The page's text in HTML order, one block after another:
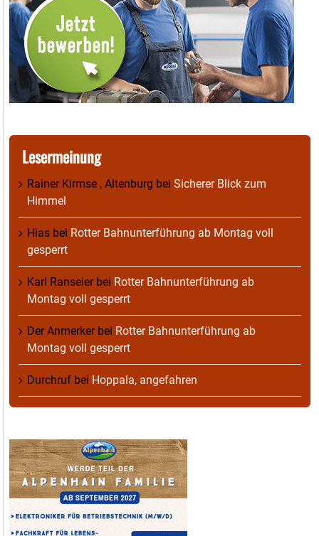
Lesermeinung
Rainer Kirmse , Altenburg bei Sicherer Blick zum
Himmel
Hias bei Rotter Bahnunterführung ab Montag voll
gesperrt
Karl Ranseierbei Rotter Bahnunterführung ab
Montag voll gesperrt
Der Anmerkerbei Rotter Bahnunterführung ab
Montag voll gesperrt
Durchruf bei Hoppala, angefahren